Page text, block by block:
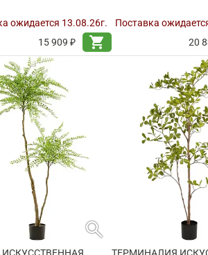
ожидается 13.08.26г.
15 909 ₽
shopping_cart
Поставка
20
search
ТЕРМИНАЛИЯ